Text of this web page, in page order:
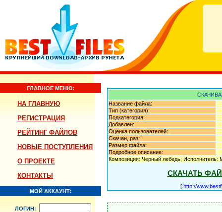
ГЛАВНОЕ МЕНЮ:
НА ГЛАВНУЮ
РЕГИСТРАЦИЯ
РЕЙТИНГ ФАЙЛОВ
НОВЫЕ ПОСТУПЛЕНИЯ
О ПРОЕКТЕ
КОНТАКТЫ
МОЙ АККАУНТ:
ЛОГИН:
Название файла:
Тип (категория):
Подкатегория:
Добавлен:
Оценка пользователей:
Скачан, раз:
Размер файла:
Подробное описание:
Композиция: Черный лебедь;
СКАЧАТЬ
[ http://